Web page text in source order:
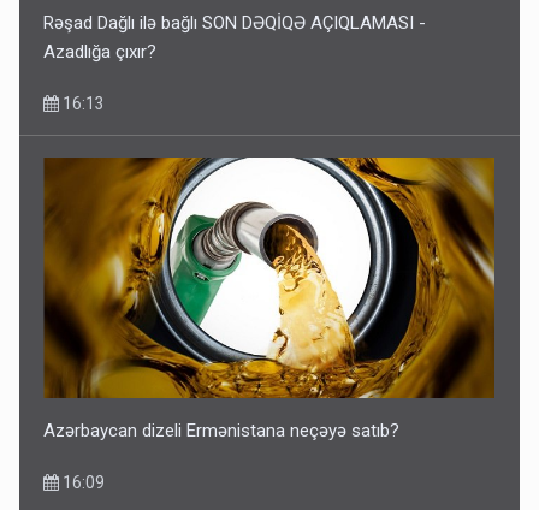
Rəşad Dağlı ilə bağlı SON DƏQİQƏ AÇIQLAMASI -
Azadlığa çıxır?
16:13
Azərbaycan dizeli Ermənistana neçəyə satıb?
16:09